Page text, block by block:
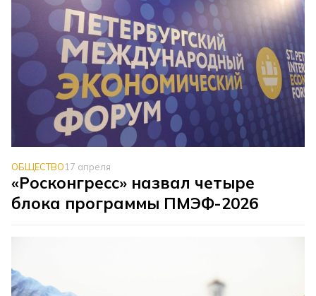
ОБЩЕСТВО17 апреля
«Росконгресс» назвал четыре
блока программы ПМЭФ-2026